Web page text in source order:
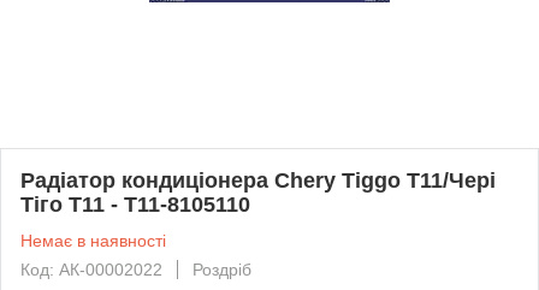
Радіатор кондиціонера Chery Tiggo T11/Чері
Тіго T11 - T11-8105110
Немає в наявності
Код: АК-00002022
Роздріб